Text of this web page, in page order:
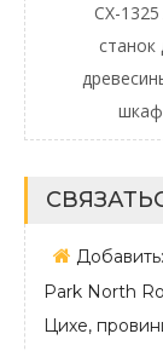
CX-
станок

Park North
Цихе,